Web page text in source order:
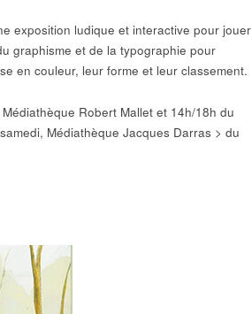
exposition ludique et interactive pour jouer
graphisme et de la typographie pour
en couleur, leur forme et leur classement.
Robert Mallet et 14h/18h du
Médiathèque Jacques Darras > du